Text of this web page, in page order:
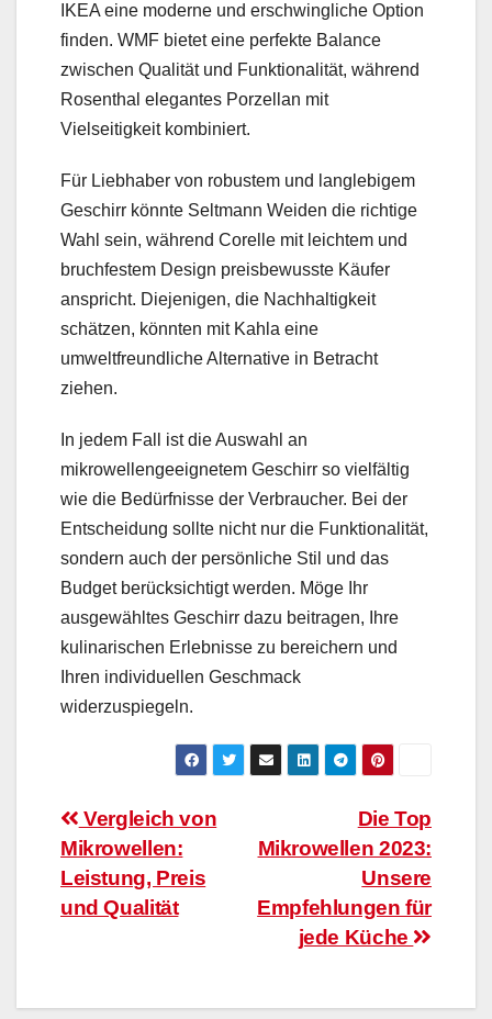
IKEA eine moderne und erschwingliche Option
finden. WMF bietet eine perfekte Balance
zwischen Qualität und Funktionalität, während
Rosenthal elegantes Porzellan mit
Vielseitigkeit kombiniert.
Für Liebhaber von robustem und langlebigem
Geschirr könnte Seltmann Weiden die richtige
Wahl sein, während Corelle mit leichtem und
bruchfestem Design preisbewusste Käufer
anspricht. Diejenigen, die Nachhaltigkeit
schätzen, könnten mit Kahla eine
umweltfreundliche Alternative in Betracht
ziehen.
In jedem Fall ist die Auswahl an
mikrowellengeeignetem Geschirr so vielfältig
wie die Bedürfnisse der Verbraucher. Bei der
Entscheidung sollte nicht nur die Funktionalität,
sondern auch der persönliche Stil und das
Budget berücksichtigt werden. Möge Ihr
ausgewähltes Geschirr dazu beitragen, Ihre
kulinarischen Erlebnisse zu bereichern und
Ihren individuellen Geschmack
widerzuspiegeln.
BeitragsnavigationDie Top
Mikrowellen 2023:
Unsere
Empfehlungen für
jede Küche
Vergleich von
Mikrowellen:
Leistung, Preis
und Qualität